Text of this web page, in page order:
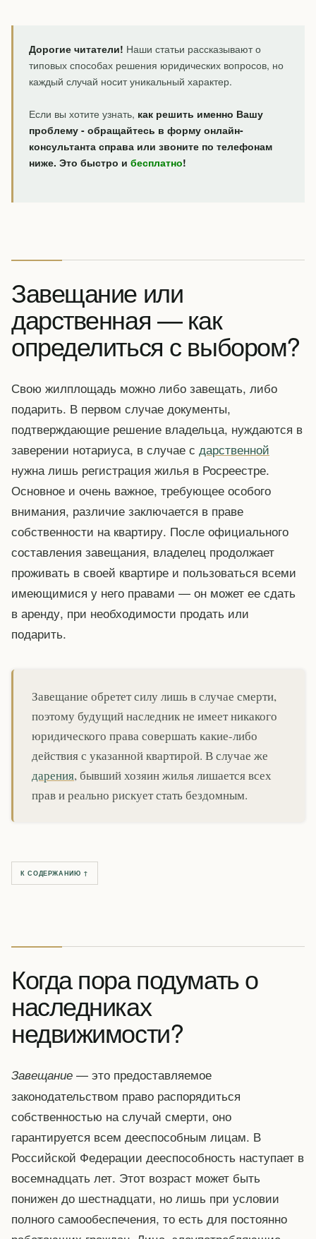
Дорогие читатели! Наши статьи рассказывают о
типовых способах решения юридических вопросов, но
каждый случай носит уникальный характер.
Если вы хотите узнать, как решить именно Вашу
проблему - обращайтесь в форму онлайн-
консультанта справа или звоните по телефонам
ниже. Это быстро и бесплатно!
Завещание или
дарственная — как
определиться с выбором?
Свою жилплощадь можно либо завещать, либо
подарить. В первом случае документы,
подтверждающие решение владельца, нуждаются в
заверении нотариуса, в случае с дарственной
нужна лишь регистрация жилья в Росреестре.
Основное и очень важное, требующее особого
внимания, различие заключается в праве
собственности на квартиру. После официального
составления завещания, владелец продолжает
проживать в своей квартире и пользоваться всеми
имеющимися у него правами — он может ее сдать
в аренду, при необходимости продать или
подарить.
Завещание обретет силу лишь в случае смерти,
поэтому будущий наследник не имеет никакого
юридического права совершать какие-либо
действия с указанной квартирой. В случае же
дарения, бывший хозяин жилья лишается всех
прав и реально рискует стать бездомным.
К СОДЕРЖАНИЮ ↑
Когда пора подумать о
наследниках
недвижимости?
Завещание — это предоставляемое
законодательством право распорядиться
собственностью на случай смерти, оно
гарантируется всем дееспособным лицам. В
Российской Федерации дееспособность наступает в
восемнадцать лет. Этот возраст может быть
понижен до шестнадцати, но лишь при условии
полного самообеспечения, то есть для постоянно